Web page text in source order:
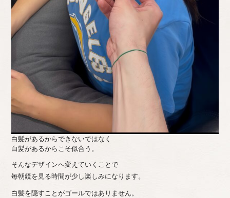
白髪があるからできないではなく
白髪があるからこそ似合う。
そんなデザインへ変えていくことで
毎朝鏡を見る時間が少し楽しみになります。
白髪を隠すことがゴールではありません。